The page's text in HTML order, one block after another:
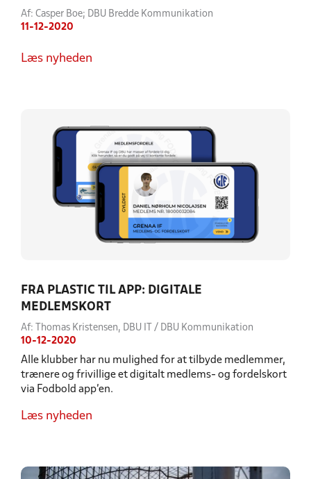
Af: Casper Boe; DBU Bredde Kommunikation
11-12-2020
Læs nyheden
FRA PLASTIC TIL APP: DIGITALE
MEDLEMSKORT
Af: Thomas Kristensen, DBU IT / DBU Kommunikation
10-12-2020
Alle klubber har nu mulighed for at tilbyde medlemmer,
trænere og frivillige et digitalt medlems- og fordelskort
via Fodbold app’en.
Læs nyheden